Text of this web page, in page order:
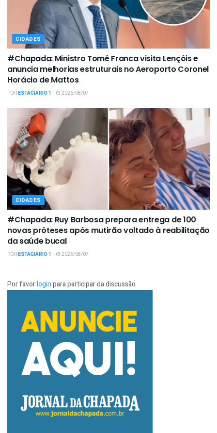
CIDADES
#Chapada: Ministro Tomé Franca visita Lençóis e
anuncia melhorias estruturais no Aeroporto Coronel
Horácio de Mattos
PORESTAGIÁRIO 1 2026/08/07
CIDADES
#Chapada: Ruy Barbosa prepara entrega de 100
novas próteses após mutirão voltado à reabilitação
da saúde bucal
PORESTAGIÁRIO 1 2026/08/07
Por favorloginpara participar da discussão